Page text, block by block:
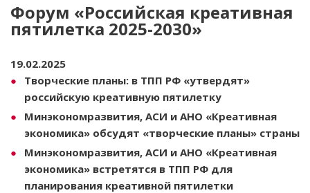
Форум «Российская креативная
пятилетка 2025-2030»
19.02.2025
Творческие планы: в ТПП РФ «утвердят»
российскую креативную пятилетку
Минэкономразвития, АСИ и АНО «Креативная
экономика» обсудят «творческие планы» страны
Минэкономразвития, АСИ и АНО «Креативная
экономика» встретятся в ТПП РФ для
планирования креативной пятилетки